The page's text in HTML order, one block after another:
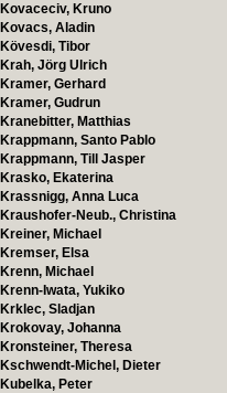
Kovaceciv, Kruno
Kovacs, Aladin
Kövesdi, Tibor
Krah, Jörg Ulrich
Kramer, Gerhard
Kramer, Gudrun
Kranebitter, Matthias
Krappmann, Santo Pablo
Krappmann, Till Jasper
Krasko, Ekaterina
Krassnigg, Anna Luca
Kraushofer-Neub., Christina
Kreiner, Michael
Kremser, Elsa
Krenn, Michael
Krenn-Iwata, Yukiko
Krklec, Sladjan
Krokovay, Johanna
Kronsteiner, Theresa
Kschwendt-Michel, Dieter
Kubelka, Peter